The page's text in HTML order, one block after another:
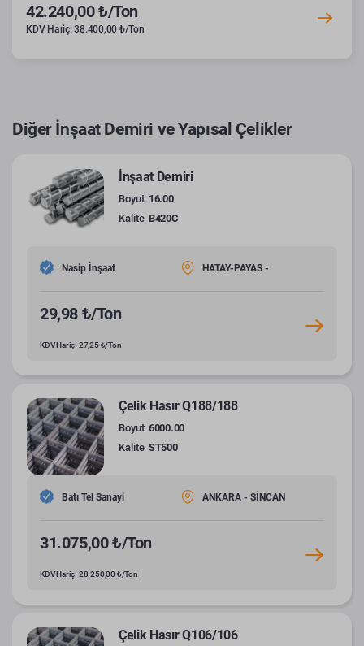
42.240,00 ₺/Ton
KDV Hariç: 38.400,00 ₺/Ton
Diğer İnşaat Demiri ve Yapısal Çelikler
İnşaat Demiri
Boyut 16.00
Kalite B420C
Nasip İnşaat HATAY-PAYAS -
29,98 ₺/Ton
KDV Hariç: 27,25 ₺/Ton
Çelik Hasır Q188/188
Boyut 6000.00
Kalite ST500
Batı Tel Sanayi ANKARA - SİNCAN
31.075,00 ₺/Ton
KDV Hariç: 28.250,00 ₺/Ton
Çelik Hasır Q106/106